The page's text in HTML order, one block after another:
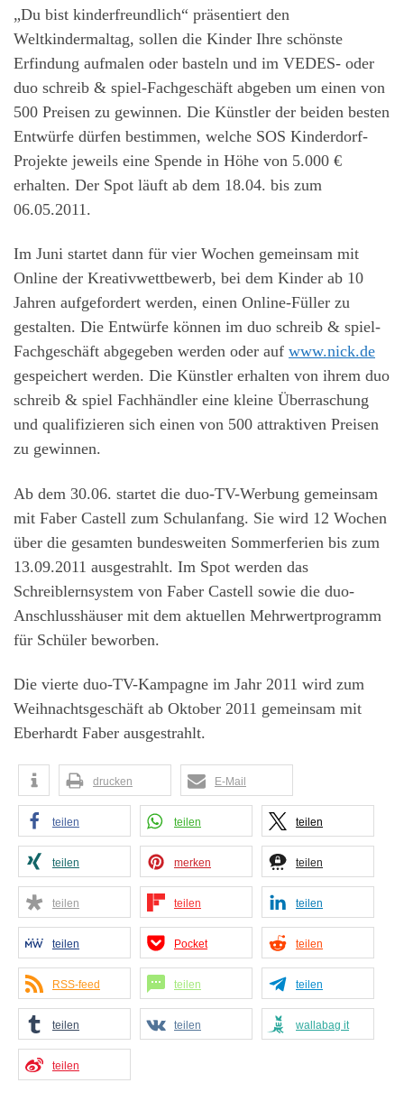
„Du bist kinderfreundlich“ präsentiert den
Weltkindermaltag, sollen die Kinder Ihre schönste
Erfindung aufmalen oder basteln und im VEDES- oder
duo schreib & spiel-Fachgeschäft abgeben um einen von
500 Preisen zu gewinnen. Die Künstler der beiden besten
Entwürfe dürfen bestimmen, welche SOS Kinderdorf-
Projekte jeweils eine Spende in Höhe von 5.000 €
erhalten. Der Spot läuft ab dem 18.04. bis zum
06.05.2011.
Im Juni startet dann für vier Wochen gemeinsam mit
Online der Kreativwettbewerb, bei dem Kinder ab 10
Jahren aufgefordert werden, einen Online-Füller zu
gestalten. Die Entwürfe können im duo schreib & spiel-
Fachgeschäft abgegeben werden oder auf www.nick.de
gespeichert werden. Die Künstler erhalten von ihrem duo
schreib & spiel Fachhändler eine kleine Überraschung
und qualifizieren sich einen von 500 attraktiven Preisen
zu gewinnen.
Ab dem 30.06. startet die duo-TV-Werbung gemeinsam
mit Faber Castell zum Schulanfang. Sie wird 12 Wochen
über die gesamten bundesweiten Sommerferien bis zum
13.09.2011 ausgestrahlt. Im Spot werden das
Schreiblernsystem von Faber Castell sowie die duo-
Anschlusshäuser mit dem aktuellen Mehrwertprogramm
für Schüler beworben.
Die vierte duo-TV-Kampagne im Jahr 2011 wird zum
Weihnachtsgeschäft ab Oktober 2011 gemeinsam mit
Eberhardt Faber ausgestrahlt.
drucken E-Mail
teilen teilen teilen
teilen merken teilen
teilen teilen teilen
teilen Pocket teilen
RSS-feed teilen teilen
teilen teilen wallabag it
teilen